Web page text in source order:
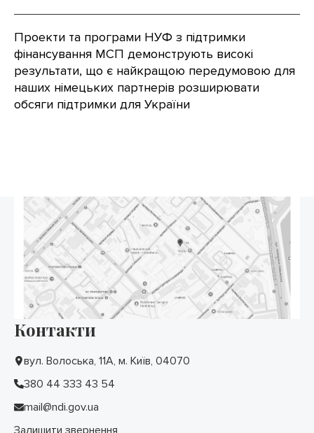
Проекти та програми НУФ з підтримки
фінансування МСП демонструють високі
результати, що є найкращою передумовою для
наших німецьких партнерів розширювати
обсяги підтримки для України
Контакти
вул. Волоська, 11А, м. Київ, 04070
380 44 333 43 54
mail@ndi.gov.ua
Залишити звернення